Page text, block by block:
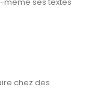
chez des